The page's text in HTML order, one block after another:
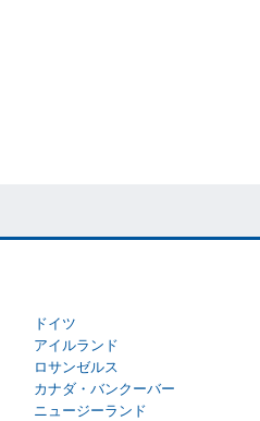
ドイツ
アイルランド
ロサンゼルス
カナダ・バンクーバー
ニュージーランド